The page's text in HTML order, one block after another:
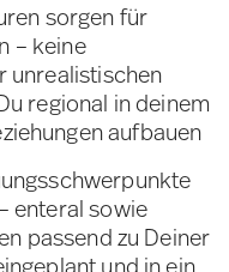
sorgen für
– keine
unrealistischen
regional in deinem
aufbauen
enteral sowie
passend zu Deiner